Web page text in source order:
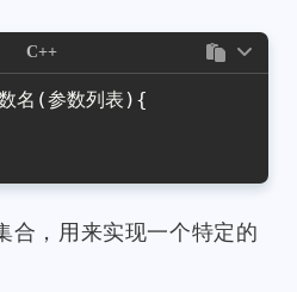
名 (参数列表 ) {
C++
合，用来实现一个特定的